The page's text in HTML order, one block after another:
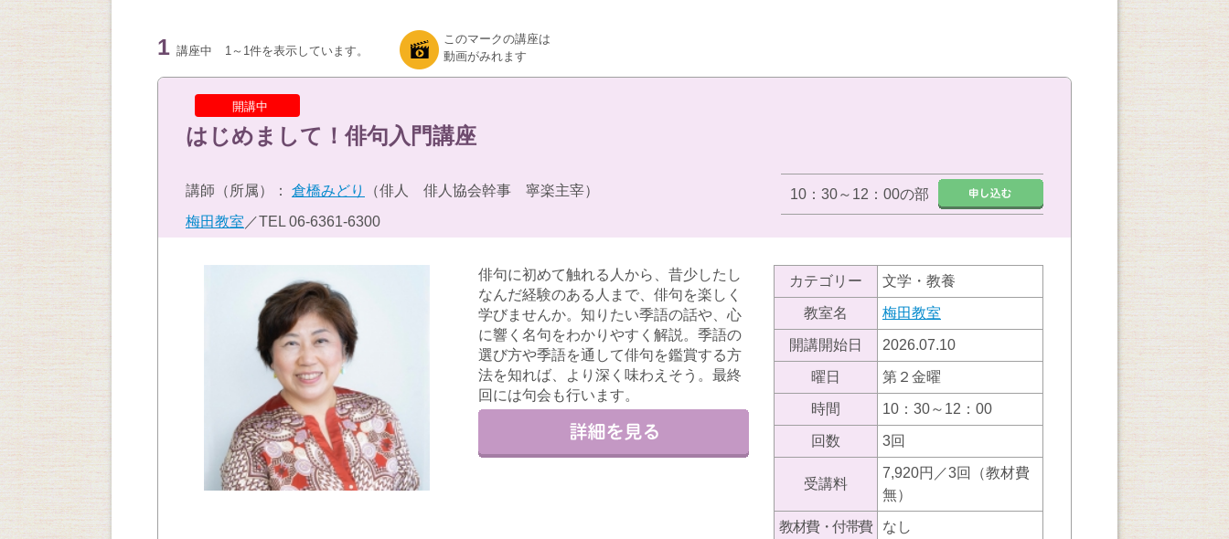
1 講座中 1～1件を表示しています。
このマークの講座は
動画がみれます
開講中
はじめまして！俳句入門講座
講師（所属）： 倉橋みどり
（俳人 俳人協会幹事 寧楽主宰）
梅田教室 ／TEL 06-6361-6300
10：30～12：00の部
俳句に初めて触れる人から、昔少したし
なんだ経験のある人まで、俳句を楽しく
学びませんか。知りたい季語の話や、心
に響く名句をわかりやすく解説。季語の
選び方や季語を通して俳句を鑑賞する方
法を知れば、より深く味わえそう。最終
回には句会も行います。
カテゴリー 文学・教養
教室名 梅田教室
開講開始日 2026.07.10
曜日 第２金曜
時間 10：30～12：00
回数 3回
受講料
7,920円／3回（教材費
無）
教材費・付帯費 なし